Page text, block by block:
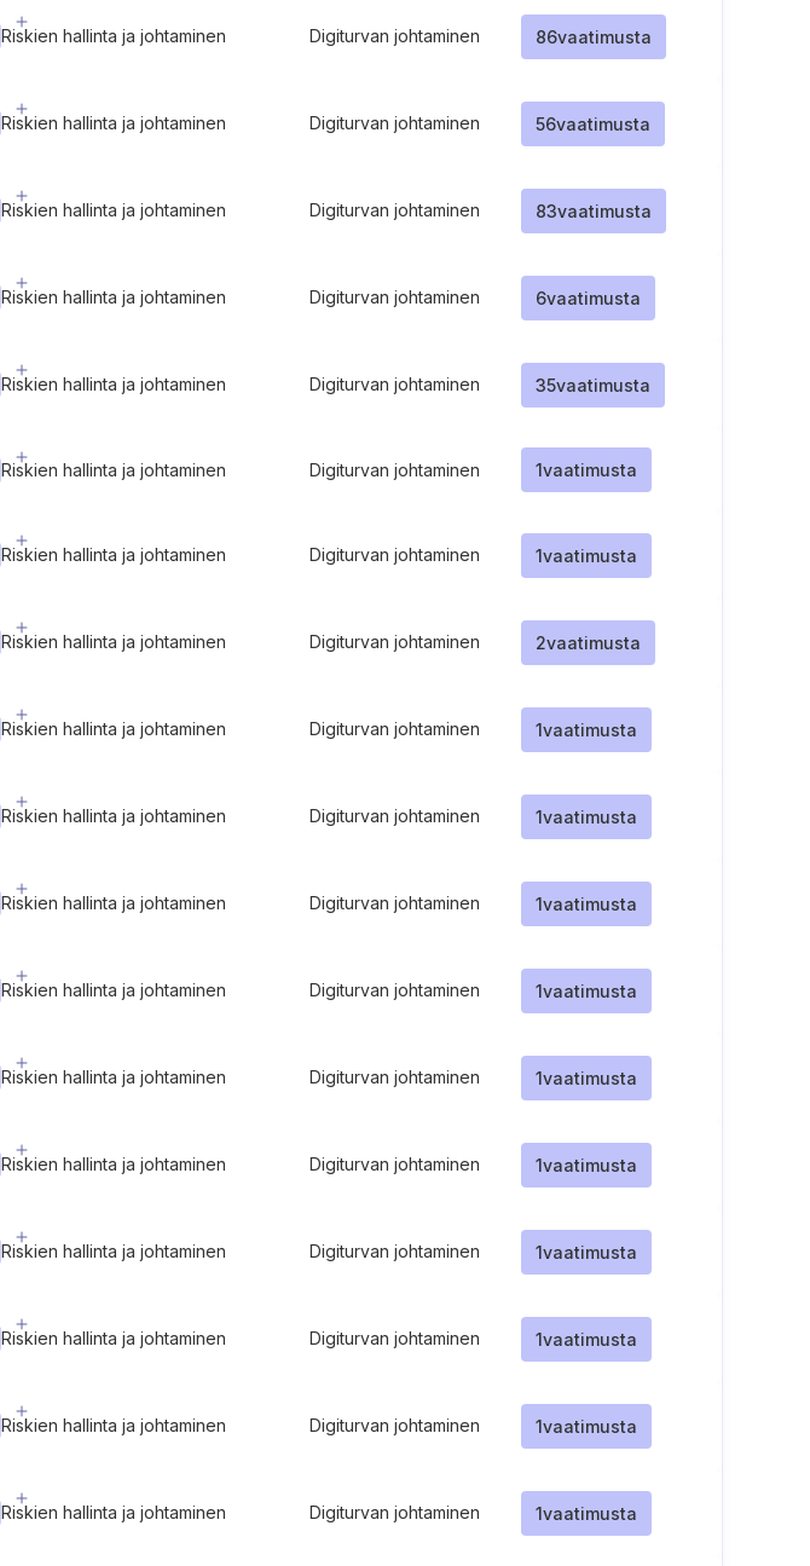
Riskien hallinta ja johtaminen Digiturvan johtaminen 86vaatimusta
Riskien hallinta ja johtaminen Digiturvan johtaminen 56vaatimusta
Riskien hallinta ja johtaminen Digiturvan johtaminen 83vaatimusta
Riskien hallinta ja johtaminen Digiturvan johtaminen 6vaatimusta
Riskien hallinta ja johtaminen Digiturvan johtaminen 35vaatimusta
Riskien hallinta ja johtaminen Digiturvan johtaminen 1vaatimusta
Riskien hallinta ja johtaminen Digiturvan johtaminen 1vaatimusta
Riskien hallinta ja johtaminen Digiturvan johtaminen 2vaatimusta
Riskien hallinta ja johtaminen Digiturvan johtaminen 1vaatimusta
Riskien hallinta ja johtaminen Digiturvan johtaminen 1vaatimusta
Riskien hallinta ja johtaminen Digiturvan johtaminen 1vaatimusta
Riskien hallinta ja johtaminen Digiturvan johtaminen 1vaatimusta
Riskien hallinta ja johtaminen Digiturvan johtaminen 1vaatimusta
Riskien hallinta ja johtaminen Digiturvan johtaminen 1vaatimusta
Riskien hallinta ja johtaminen Digiturvan johtaminen 1vaatimusta
Riskien hallinta ja johtaminen Digiturvan johtaminen 1vaatimusta
Riskien hallinta ja johtaminen Digiturvan johtaminen 1vaatimusta
Riskien hallinta ja johtaminen Digiturvan johtaminen 1vaatimusta